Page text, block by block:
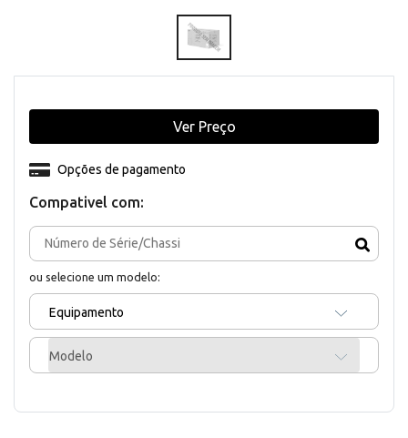
Compativel com:
ou selecione um modelo:
Equipamento
Modelo
Opções de pagamento
Ver Preço